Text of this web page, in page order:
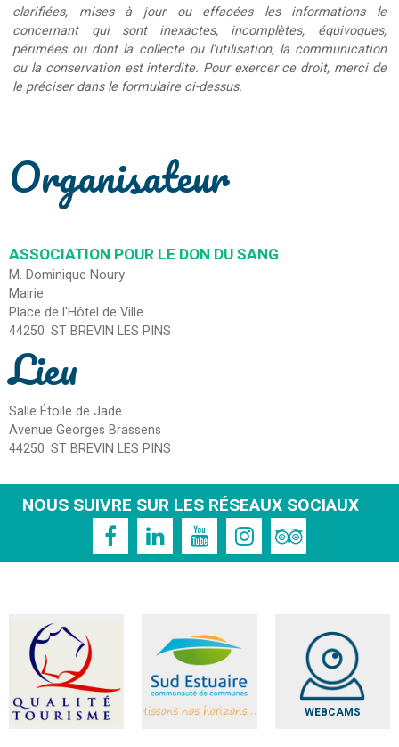
clarifiées, mises à jour ou effacées les informations le
concernant qui sont inexactes, incomplètes, équivoques,
périmées ou dont la collecte ou l'utilisation, la communication
ou la conservation est interdite. Pour exercer ce droit, merci de
le préciser dans le formulaire ci-dessus.
Organisateur
ASSOCIATION POUR LE DON DU SANG
M. Dominique Noury
Mairie
Place de l'Hôtel de Ville
44250 ST BREVIN LES PINS
Lieu
Salle Étoile de Jade
Avenue Georges Brassens
44250 ST BREVIN LES PINS
NOUS SUIVRE SUR LES RÉSEAUX SOCIAUX
WEBCAMS